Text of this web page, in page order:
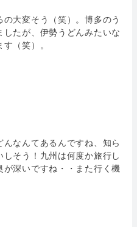
大変そう（笑）。博多のう
たが、伊勢うどんみたいな
（笑）。
なんてあるんですね、知ら
そう！九州は何度か旅行し
深いですね・・また行く機